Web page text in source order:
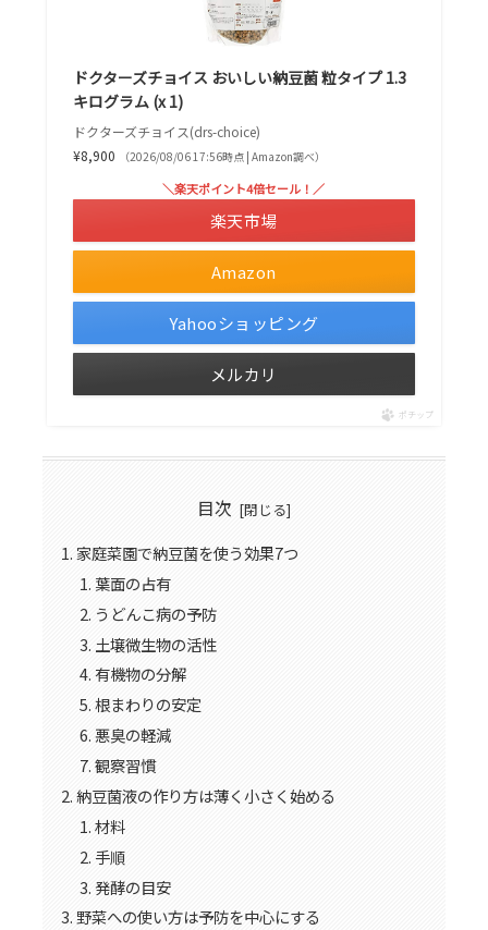
ドクターズチョイス おいしい納豆菌 粒タイプ 1.3
キログラム (x 1)
ドクターズチョイス(drs-choice)
¥8,900
（2026/08/06 17:56時点 | Amazon調べ）
Amazon
＼楽天ポイント4倍セール！／
楽天市場
Yahooショッピング
メルカリ
ポチップ
目次
家庭菜園で納豆菌を使う効果7つ
葉面の占有
うどんこ病の予防
土壌微生物の活性
有機物の分解
根まわりの安定
悪臭の軽減
観察習慣
納豆菌液の作り方は薄く小さく始める
材料
手順
発酵の目安
野菜への使い方は予防を中心にする